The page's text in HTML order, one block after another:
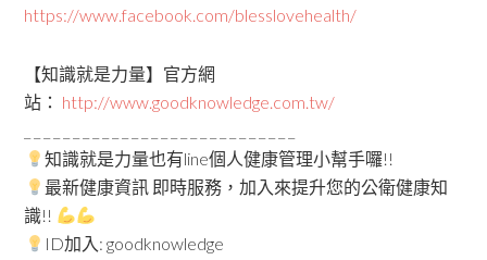
https://www.facebook.com/blesslovehealth/
【知識就是力量】官方網
站： http://www.goodknowledge.com.tw/
知識就是力量也有line個人健康管理小幫手囉!!
最新健康資訊 即時服務，加入來提升您的公衛健康知
識!!
ID加入: goodknowledge